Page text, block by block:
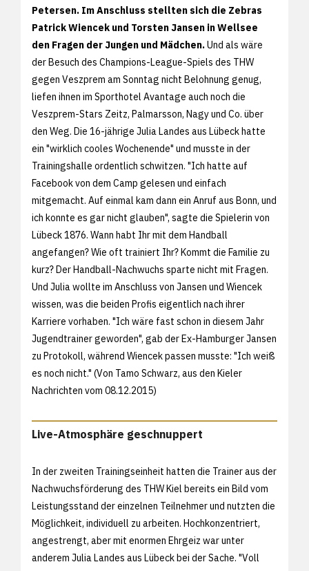
Petersen. Im Anschluss stellten sich die Zebras
Patrick Wiencek und Torsten Jansen in Wellsee
den Fragen der Jungen und Mädchen.Und als wäre
der Besuch des Champions-League-Spiels des THW
gegen Veszprem am Sonntag nicht Belohnung genug,
liefen ihnen im Sporthotel Avantage auch noch die
Veszprem-Stars Zeitz, Palmarsson, Nagy und Co. über
den Weg. Die 16-jährige Julia Landes aus Lübeck hatte
ein "wirklich cooles Wochenende" und musste in der
Trainingshalle ordentlich schwitzen. "Ich hatte auf
Facebook von dem Camp gelesen und einfach
mitgemacht. Auf einmal kam dann ein Anruf aus Bonn, und
ich konnte es gar nicht glauben", sagte die Spielerin von
Lübeck 1876. Wann habt Ihr mit dem Handball
angefangen? Wie oft trainiert Ihr? Kommt die Familie zu
kurz? Der Handball-Nachwuchs sparte nicht mit Fragen.
Und Julia wollte im Anschluss von Jansen und Wiencek
wissen, was die beiden Profis eigentlich nach ihrer
Karriere vorhaben. "Ich wäre fast schon in diesem Jahr
Jugendtrainer geworden", gab der Ex-Hamburger Jansen
zu Protokoll, während Wiencek passen musste: "Ich weiß
es noch nicht." (Von Tamo Schwarz, aus den Kieler
Nachrichten vom 08.12.2015)
Live-Atmosphäre geschnuppert
In der zweiten Trainingseinheit hatten die Trainer aus der
Nachwuchsförderung des THW Kiel bereits ein Bild vom
Leistungsstand der einzelnen Teilnehmer und nutzten die
Möglichkeit, individuell zu arbeiten. Hochkonzentriert,
angestrengt, aber mit enormen Ehrgeiz war unter
anderem Julia Landes aus Lübeck bei der Sache. "Voll